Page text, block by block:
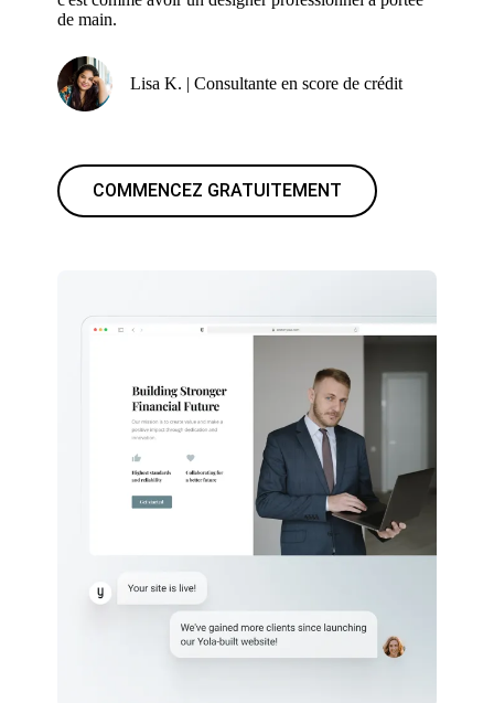
de main.
Lisa K. | Consultante en score de crédit
COMMENCEZ GRATUITEMENT